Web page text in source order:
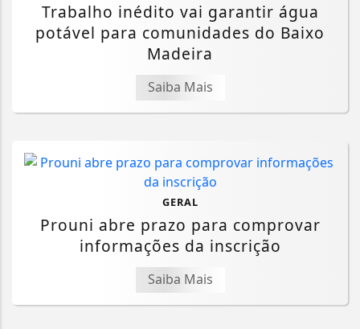
Trabalho inédito vai garantir água
potável para comunidades do Baixo
Madeira
Saiba Mais
GERAL
Prouni abre prazo para comprovar
informações da inscrição
Saiba Mais